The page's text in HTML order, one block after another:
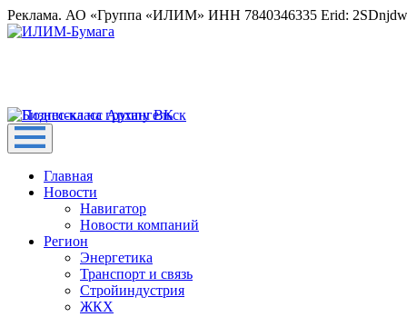
Реклама. АО «Группа «ИЛИМ» ИНН 7840346335 Erid:
Главная
Новости
Навигатор
Новости компаний
Регион
Энергетика
Транспорт и связь
Стройиндустрия
ЖКХ